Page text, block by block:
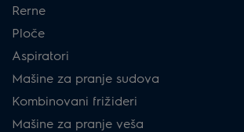
Rerne
Ploče
Aspiratori
Mašine za pranje sudova
Kombinovani frižideri
Mašine za pranje veša